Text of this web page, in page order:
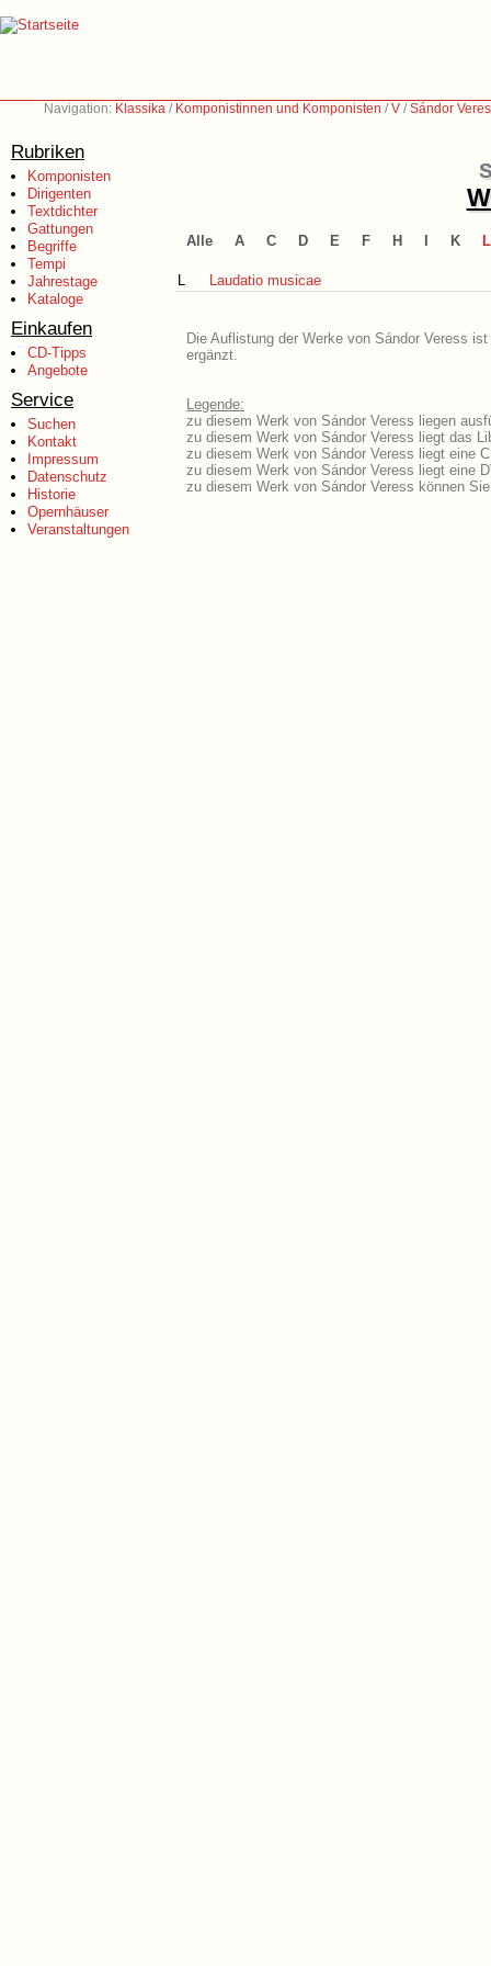
Navigation: Klassika / Komponistinnen und Komponisten /V /Sándor
Rubriken
Komponisten
Dirigenten
Textdichter
Gattungen
Begriffe
Tempi
Jahrestage
Kataloge
Einkaufen
CD-Tipps
Angebote
Service
Suchen
Kontakt
Impressum
Datenschutz
Historie
Opernhäuser
Veranstaltungen
Alle A C D E F H K L
L Laudatio musicae
Die Auflistung der Werke von Sándor Veress
ergänzt.
Legende:
zu diesem Werk von Sándor Veress liegen
zu diesem Werk von Sándor Veress liegt das
zu diesem Werk von Sándor Veress liegt eine
zu diesem Werk von Sándor Veress liegt eine
zu diesem Werk von Sándor Veress können